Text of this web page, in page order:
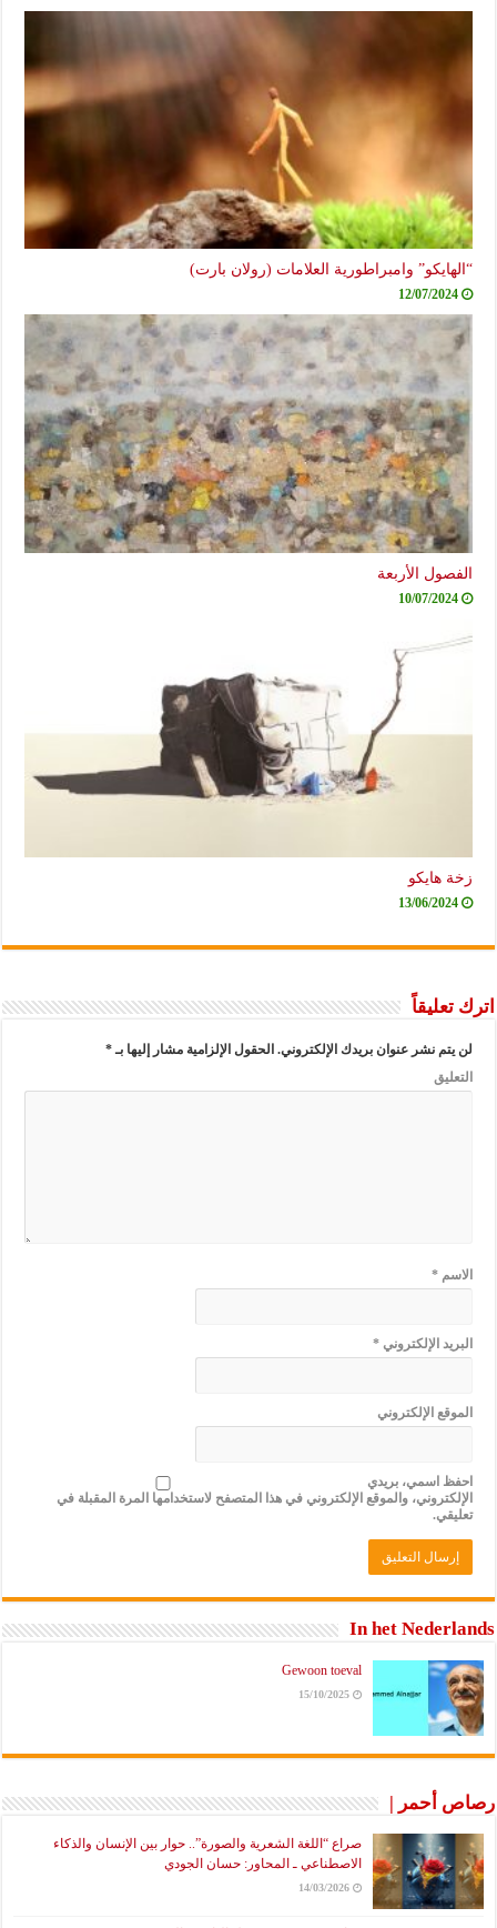
“الهايكو” وامبراطورية العلامات (رولان بارت)
12/07/2024
الفصول الأربعة
10/07/2024
زخة هايكو
13/06/2024
اترك تعليقاً
لن يتم نشر عنوان بريدك الإلكتروني. الحقول الإلزامية مشار إليها بـ*
التعليق
الاسم*
البريد الإلكتروني*
الموقع الإلكتروني
احفظ اسمي، بريدي
الإلكتروني، والموقع الإلكتروني في هذا المتصفح لاستخدامها المرة المقبلة في
تعليقي.
In het Nederlands
Gewoon toeval
15/10/2025
رصاص أحمر |
صراع “اللغة الشعرية والصورة”.. حوار بين الإنسان والذكاء
الاصطناعي ـ المحاور: حسان الجودي
14/03/2026